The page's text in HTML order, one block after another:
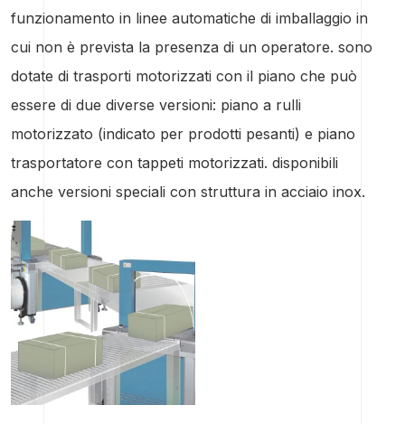
funzionamento in linee automatiche di imballaggio in
cui non è prevista la presenza di un operatore. sono
dotate di trasporti motorizzati con il piano che può
essere di due diverse versioni: piano a rulli
motorizzato (indicato per prodotti pesanti) e piano
trasportatore con tappeti motorizzati. disponibili
anche versioni speciali con struttura in acciaio inox.